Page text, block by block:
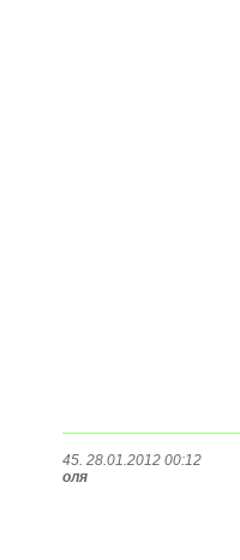
45. 28.01.2012 00:12
оля